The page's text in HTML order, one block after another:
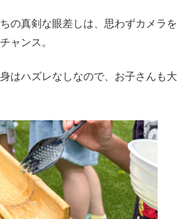
の真剣な眼差しは、思わずカメラを
ャンス。
はハズレなしなので、お子さんも大